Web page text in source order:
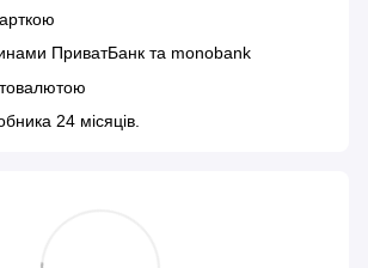
ПриватБанк та monobank
24 місяців.